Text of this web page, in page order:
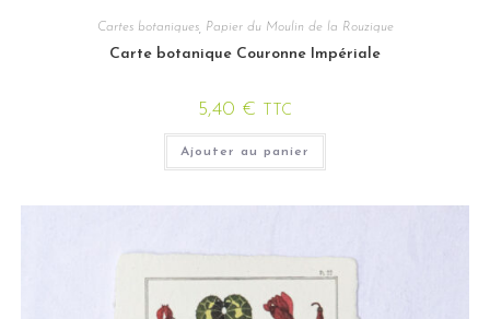
Cartes botaniques, Papier du Moulin de la Rouzique
Carte botanique Couronne Impériale
5,40 € TTC
Ajouter au panier